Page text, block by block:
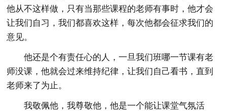
他从不这样做，只有当那些课程的老师有事时，他才会
让我们自习，我们都喜欢这样，每次他都会征求我们的
意见。
他还是个有责任心的人，一旦我们班哪一节课有老
师没课，他就会过来维持纪律，让我们自己看书，直到
老师来了为止。
我敬佩他，我尊敬他，他是一个能让课堂气氛活